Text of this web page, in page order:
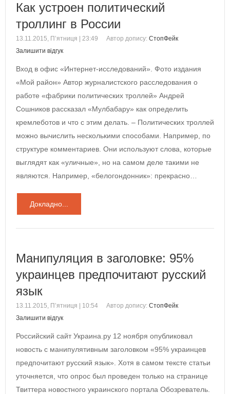
Как устроен политический
троллинг в России
13.11.2015, П’ятниця | 23:49 Автор допису: СтопФейк
Залишити відгук
Вход в офис «Интернет-исследований». Фото издания
«Мой район» Автор журналистского расследования о
работе «фабрики политических троллей» Андрей
Сошников рассказал «Мулбабару» как определить
кремлеботов и что с этим делать. – Политических троллей
можно вычислить несколькими способами. Например, по
структуре комментариев. Они используют слова, которые
выглядят как «уличные», но на самом деле такими не
являются. Например, «белогондонник»: прекрасно…
Докладно...
Манипуляция в заголовке: 95%
украинцев предпочитают русский
язык
13.11.2015, П’ятниця | 10:54 Автор допису: СтопФейк
Залишити відгук
Российский сайт Украина.ру 12 ноября опубликовал
новость с манипулятивным заголовком «95% украинцев
предпочитают русский язык». Хотя в самом тексте статьи
уточняется, что опрос был проведен только на странице
Твиттера новостного украинского портала Обозреватель.